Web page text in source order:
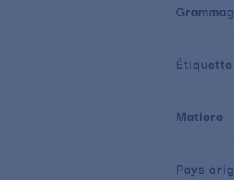
Étiquette
Matiere
Pays